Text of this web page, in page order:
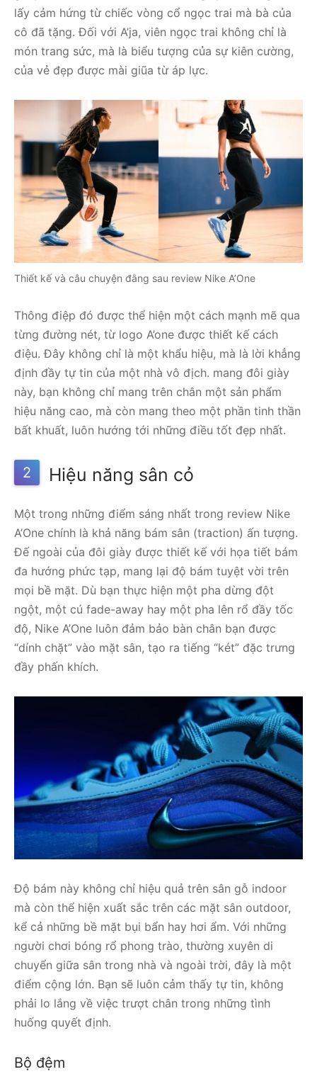
lấy cảm hứng từ chiếc vòng cổ ngọc trai mà bà của
cô đã tặng. Đối với A’ja, viên ngọc trai không chỉ là
món trang sức, mà là biểu tượng của sự kiên cường,
của vẻ đẹp được mài giũa từ áp lực.
Thiết kế và câu chuyện đằng sau review Nike A’One
Thông điệp đó được thể hiện một cách mạnh mẽ qua
từng đường nét, từ logo A’one được thiết kế cách
điệu. Đây không chỉ là một khẩu hiệu, mà là lời khẳng
định đầy tự tin của một nhà vô địch. mang đôi giày
này, bạn không chỉ mang trên chân một sản phẩm
hiệu năng cao, mà còn mang theo một phần tinh thần
bất khuất, luôn hướng tới những điều tốt đẹp nhất.
2 Hiệu năng sân cỏ
Một trong những điểm sáng nhất trong review Nike
A’One chính là khả năng bám sân (traction) ấn tượng.
Đế ngoài của đôi giày được thiết kế với họa tiết bám
đa hướng phức tạp, mang lại độ bám tuyệt vời trên
mọi bề mặt. Dù bạn thực hiện một pha dừng đột
ngột, một cú fade-away hay một pha lên rổ đầy tốc
độ, Nike A’One luôn đảm bảo bàn chân bạn được
“dính chặt” vào mặt sân, tạo ra tiếng “két” đặc trưng
đầy phấn khích.
Độ bám này không chỉ hiệu quả trên sân gỗ indoor
mà còn thể hiện xuất sắc trên các mặt sân outdoor,
kể cả những bề mặt bụi bẩn hay hơi ẩm. Với những
người chơi bóng rổ phong trào, thường xuyên di
chuyển giữa sân trong nhà và ngoài trời, đây là một
điểm cộng lớn. Bạn sẽ luôn cảm thấy tự tin, không
phải lo lắng về việc trượt chân trong những tình
huống quyết định.
Bộ đệm